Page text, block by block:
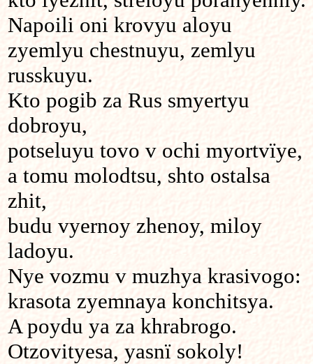
Napoili oni krovyu aloyu
zyemlyu chestnuyu, zemlyu
russkuyu.
Kto pogib za Rus smyertyu
dobroyu,
potseluyu tovo v ochi myortvïye,
a tomu molodtsu, shto ostalsa
zhit,
budu vyernoy zhenoy, miloy
ladoyu.
Nye vozmu v muzhya krasivogo:
krasota zyemnaya konchitsya.
A poydu ya za khrabrogo.
Otzovityesa, yasnï sokoly!